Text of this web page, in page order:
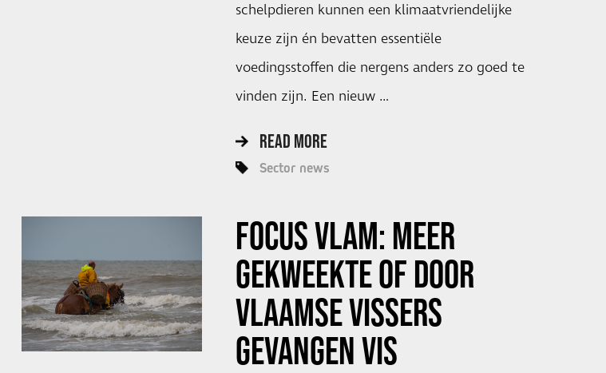
schelpdieren kunnen een klimaatvriendelijke
keuze zijn én bevatten essentiële
voedingsstoffen die nergens anders zo goed te
vinden zijn. Een nieuw …
READ MORE
Sector news
FOCUS VLAM: MEER
GEKWEEKTE OF DOOR
VLAAMSE VISSERS
GEVANGEN VIS